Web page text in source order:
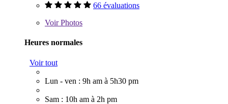
66 évaluations
VoirPhotos
Heures normales
Voir tout
Lun - ven : 9h am à 5h30 pm
Sam : 10h am à 2h pm